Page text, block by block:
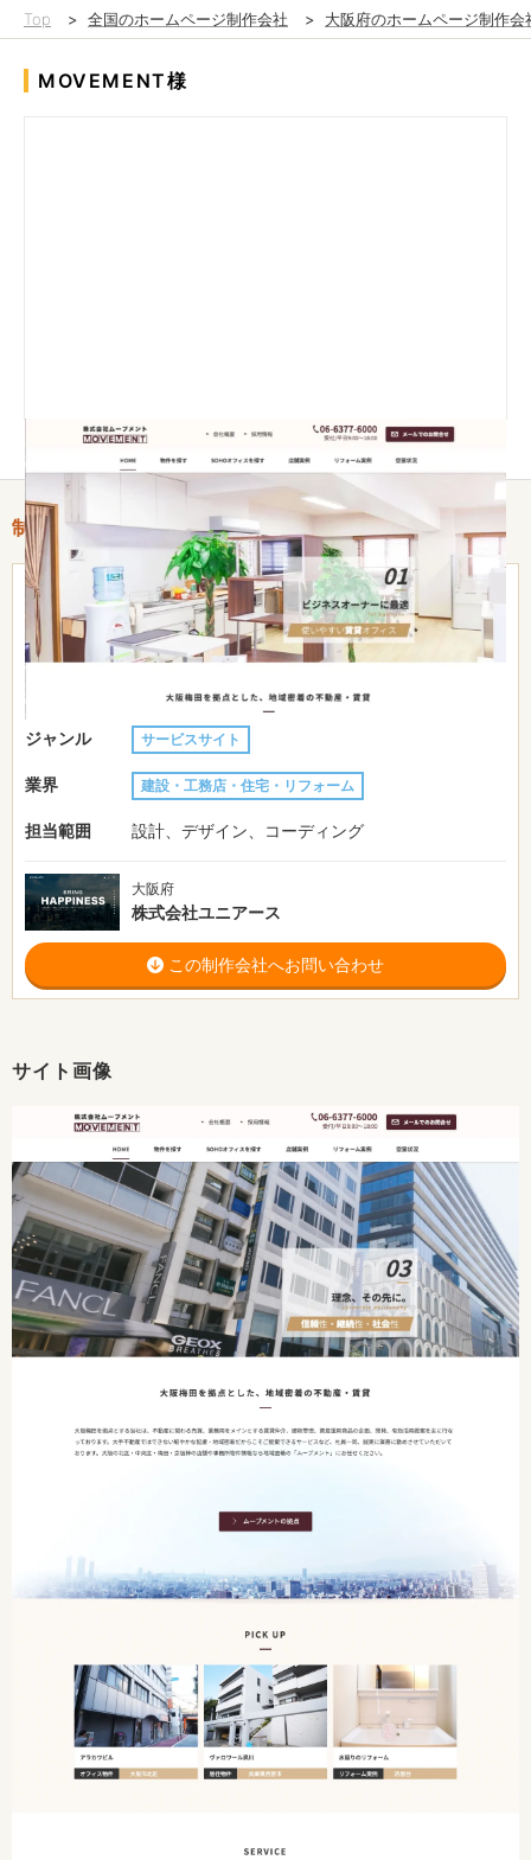
Top > 全国のホームページ制作会社 > 大阪府のホームページ制作会
MOVEMENT様
サイト画像
制作情報
費用目安 31〜50万円
制作期間 約3ヶ月
URL https://www.movement.co.jp/
ジャンル サービスサイト
業界 建設・工務店・住宅・リフォーム
担当範囲 設計、デザイン、コーディング
大阪府
株式会社ユニアース
この制作会社へお問い合わせ